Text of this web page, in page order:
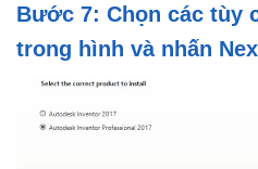
Bước 7: Chọn các tùy
trong hình và nhấn